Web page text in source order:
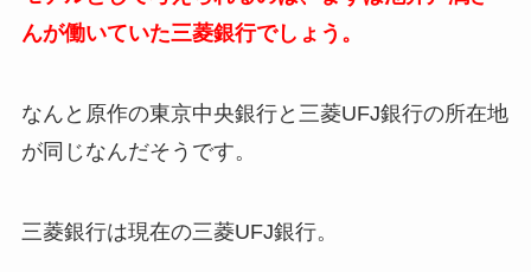
んが働いていた三菱銀行でしょう。
なんと原作の東京中央銀行と三菱UFJ銀行の所在地
が同じなんだそうです。
三菱銀行は現在の三菱UFJ銀行。